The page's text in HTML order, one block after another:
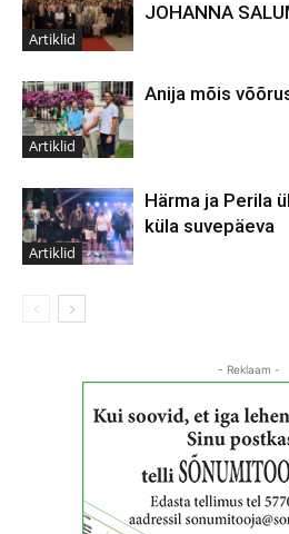
Artiklid
JOHANNA
Artiklid
Anija mõis
Artiklid
Härma ja Perila
küla suvepäeva
- Reklaam -